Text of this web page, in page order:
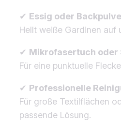
✔ Essig oder
Hellt weiße Gardinen auf
✔ Mikrofasertuch oder
Für eine punktuelle
✔ Professionelle
Für große Textilflächen
passende Lösung.